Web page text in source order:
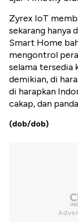
Zyrex IoT
sekarang hanya
Smart Home
mengontrol
selama tersedia
demikian, di
di harapkan
cakap, dan
(dob/dob)